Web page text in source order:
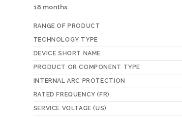
18 months
RANGE OF PRODUCT
TECHNOLOGY TYPE
DEVICE SHORT NAME
PRODUCT OR COMPONENT TYPE
INTERNAL ARC PROTECTION
RATED FREQUENCY (FR)
SERVICE VOLTAGE (US)